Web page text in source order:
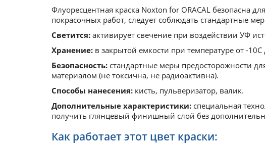
Флуоресцентная краска Noxton for ORACAL безопасна
покрасочных работ, следует соблюдать стандартные
Светится: активирует свечение при воздействии УФ
Хранение: в закрытой емкости при температуре от -10С
Безопасность: стандартные меры предосторожности
материалом (не токсична, не радиоактивна).
Способы нанесения: кисть, пульверизатор, валик.
Дополнительные характеристики: специальная
получить глянцевый финишный слой без
Как работает этот цвет краски: